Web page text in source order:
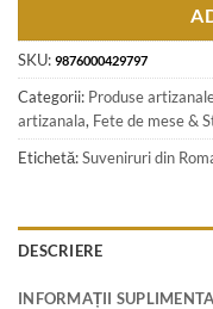
SKU: 9876000429797
Categorii: Produse
artizanala, Fete de mese &
Etichetă:Suveniruri din
DESCRIERE
INFORMAȚII